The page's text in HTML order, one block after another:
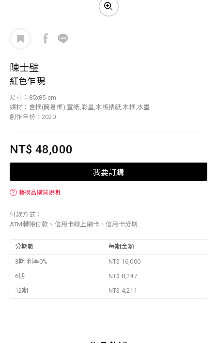
陳士璧
紅色乍現
尺寸：85x85 cm
媒材：含框(簡易框),宣紙,彩墨,木板裱紙,木框,水墨
創作年份：2020
NT$ 48,000
我要訂購
？ 藝術品購買說明
付款方式：
ATM轉帳付款、信用卡線上刷卡、信用卡分期
分期數 每期金額
3期 利率0%
NT$ 16,000
6期
NT$ 8,247
12期
NT$ 4,211